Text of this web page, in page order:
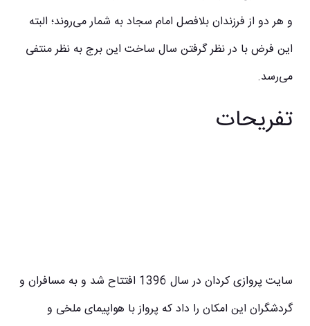
و هر دو از فرزندان بلافصل امام سجاد به شمار می‌روند؛ البته
این فرض با در نظر گرفتن سال ساخت این برج به نظر منتفی
می‌رسد.
تفریحات
سایت پروازی کردان در سال 1396 افتتاح شد و به مسافران و
گردشگران این امکان را داد که پرواز با هواپیمای ملخی و